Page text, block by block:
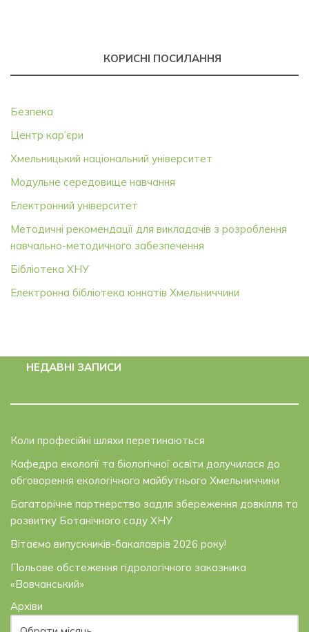
КОРИСНІ ПОСИЛАННЯ
Безпека
Центр кар’єри
Хмельницький національний університет
Модульне середовище навчання
Електронний університет
Методичні рекомендації для викладачів з розроблення
навчально-методичного забезпечення
Бібліотека ХНУ
Електронна бібліотека юннатів Хмельниччини
НЕДАВНІ ЗАПИСИ
Коли професійні шляхи перетинаються
Кафедра екології та біологічної освіти долучилася до
обговорення екологічного майбутнього Хмельниччини
Багаторічне партнерство задля збереження довкілля та
розвитку Ботанічного саду ХНУ
Вітаємо випускників-бакалаврів 2026 року!
Польове обстеження гідрологічного заказника
«Вовчанський»
Архіви